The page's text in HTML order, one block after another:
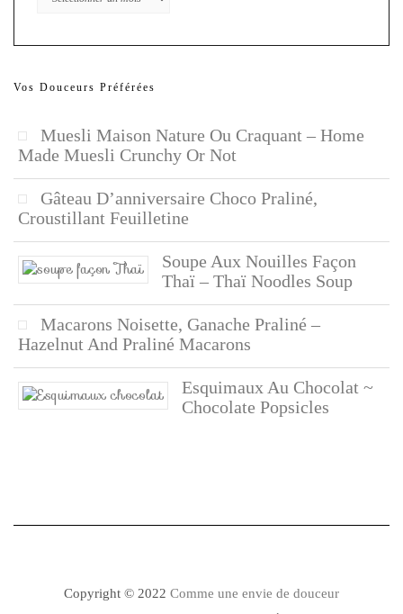
Vos Douceurs Préférées
Muesli Maison Nature Ou Craquant – Home
Made Muesli Crunchy Or Not
Gâteau D’anniversaire Choco Praliné,
Croustillant Feuilletine
Soupe Aux Nouilles Façon
Thaï – Thaï Noodles Soup
Macarons Noisette, Ganache Praliné –
Hazelnut And Praliné Macarons
Esquimaux Au Chocolat ~
Chocolate Popsicles
Copyright © 2022 Comme une envie de douceur